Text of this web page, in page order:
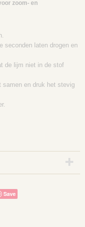
zoom- en
seconden laten drogen en
de lijm niet in de stof
samen en druk het stevig
Save